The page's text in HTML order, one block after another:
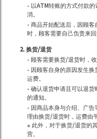
- 以ATM转账的方式付款
消。
- 商品开始配送后，因顾
时，顾客需要自己负责来回
2. 换货/退货
- 顾客需要换货/退货时，
- 因顾客自身的原因发生
运费。
- 确认退货申请且可以退
的通知。
- 因商品本身与介绍、广
理由换货/退货时，运费由
※ 此外，对于换货/退货的
营。